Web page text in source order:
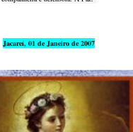
Jacareí, 01 de Janeiro de 2007